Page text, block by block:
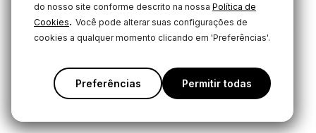
do nosso site conforme descrito na nossa Política de
Cookies. Você pode alterar suas configurações de
cookies a qualquer momento clicando em 'Preferências'.
Preferências Permitir todas
Maximum Level
Power